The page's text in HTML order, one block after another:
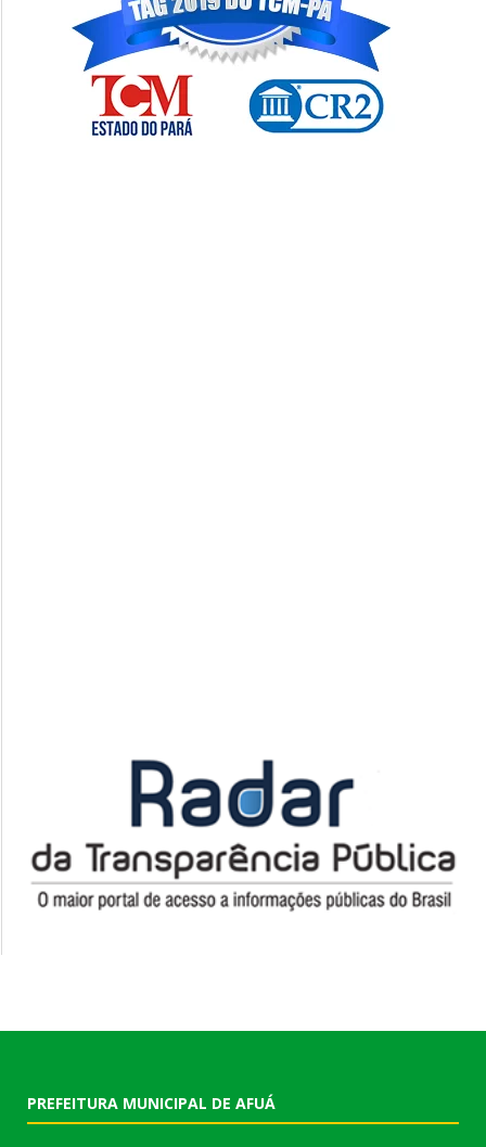
PREFEITURA MUNICIPAL DE AFUÁ